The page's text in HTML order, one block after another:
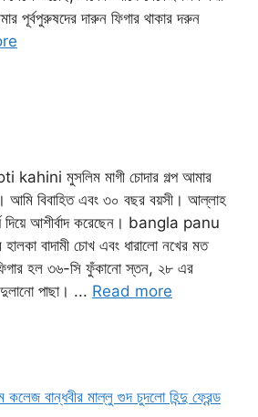
পূর্বপুরুষদের দারুন ফিগার থাকার দরুন
মুসলিম মাগী চোদার গল্প আমার
আমি বিবাহিত এবং ৩০ বছর বয়সী। আল্লাহ
দিয়ে আশীর্বাদ করেছেন। bangla panu
বাদামী চোখ এবং ধারালো নখের মত
ফিগার হল ৩৬-সি ফুঁকানো স্তন, ২৮ এর
পাছা। ... Read more
কলেজ বান্ধবীর মাল্লু গুদ চুদলো হিন্দু ফ্রেন্ড